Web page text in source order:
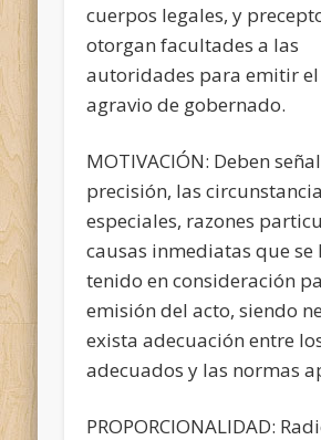
cuerpos legales, y
otorgan facultades a las
autoridades para emitir el
agravio de gobernado.
MOTIVACIÓN: Deben
precisión, las
especiales, razones
causas inmediatas que se
tenido en consideración
emisión del acto, siendo
exista adecuación entre
adecuados y las normas
PROPORCIONALIDAD: